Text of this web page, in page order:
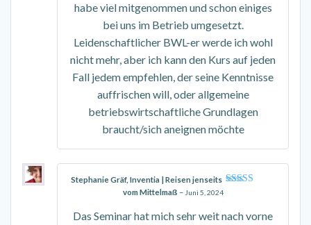
habe viel mitgenommen und schon einiges
bei uns im Betrieb umgesetzt.
Leidenschaftlicher BWL-er werde ich wohl
nicht mehr, aber ich kann den Kurs auf jeden
Fall jedem empfehlen, der seine Kenntnisse
auffrischen will, oder allgemeine
betriebswirtschaftliche Grundlagen
braucht/sich aneignen möchte
Stephanie Gräf, Inventia | Reisen jenseits
vom Mittelmaß – Juni 5, 2024
Das Seminar hat mich sehr weit nach vorne